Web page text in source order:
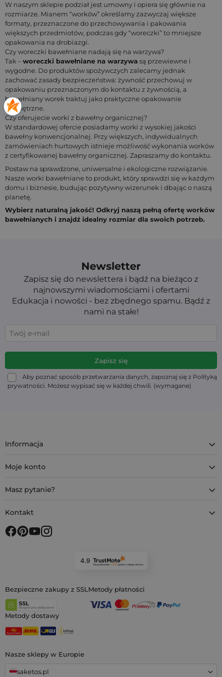
W naszym sklepie podział jest umowny i opiera się głównie na
rozmiarze. Mianem “worków” określamy zazwyczaj większe
formaty, przeznaczone do przechowywania i pakowania
większych przedmiotów, podczas gdy “woreczki” to mniejsze
opakowania na drobiazgi.
Czy woreczki bawełniane nadają się na warzywa?
Tak –woreczki bawełniane na warzywa są przewiewne i
wygodne. Do produktów spożywczych zalecamy jednak
zachować zasady bezpieczeństwa: żywność przechowuj w
opakowaniu przeznaczonym do kontaktu z żywnością, a
bawełniany worek traktuj jako praktyczne opakowanie
zewnętrzne.
Czy oferujecie worki z bawełny organicznej?
W standardowej ofercie posiadamy worki z wysokiej jakości
bawełny konwencjonalnej. Przy większych, indywidualnych
zamówieniach hurtowych istnieje możliwość wykonania worków
z certyfikowanej bawełny organicznej. Zapraszamy do kontaktu.
Postaw na sprawdzone, uniwersalne i ekologiczne rozwiązanie.
Nasze worki bawełniane to produkt, który sprawdzi się w każdym
domu i biznesie, budując pozytywny wizerunek i dbając o naszą
planetę.
Wybierz naturalną jakość! Odkryj naszą pełną ofertę worków
bawełnianych i znajdź idealny rozmiar dla swoich potrzeb.
Newsletter
Zapisz się do newslettera i bądź na bieżąco z
najnowszymi wiadomościami i ofertami
Edukacja i nowości - bez zbędnego spamu. Bądź z
nami na stałe!
Aby poznać sposób przetwarzania danych, zapoznaj się z Polityką
prywatności. Możesz wypisać się w każdej chwili. (wymagane)
Nasze sklepy w Europie
saketos.pl
Informacja
Moje konto
Masz pytanie?
Kontakt
4.9
Na podstawie 11 933opiniiz całego okresu
Bezpieczne zakupy z SSL Metody płatności
Metody dostawy